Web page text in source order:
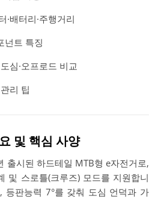
·배터리·주행거리
넌트 특징
심·오프로드 비교
리 팁
및 핵심 사양
출시된 하드테일 MTB형 e자전거로,
및 스로틀(크루즈) 모드를 지원합니
판능력 7°를 갖춰 도심 언덕과 가